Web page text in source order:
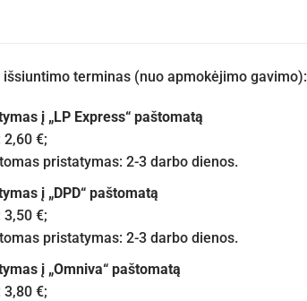
išsiuntimo terminas (nuo apmokėjimo gavimo):
į „LP Express“ paštomatą
2,60 €;
pristatymas: 2-3 darbo dienos.
į „DPD“ paštomatą
3,50 €;
pristatymas: 2-3 darbo dienos.
į „Omniva“ paštomatą
3,80 €;